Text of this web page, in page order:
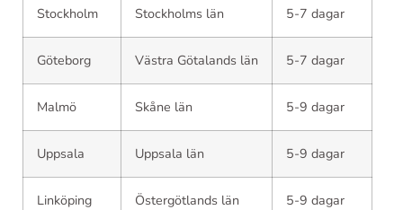
Stockholm Stockholms län 5-7 dagar
Göteborg Västra Götalands län 5-7 dagar
Malmö Skåne län 5-9 dagar
Uppsala Uppsala län 5-9 dagar
Linköping Östergötlands län 5-9 dagar